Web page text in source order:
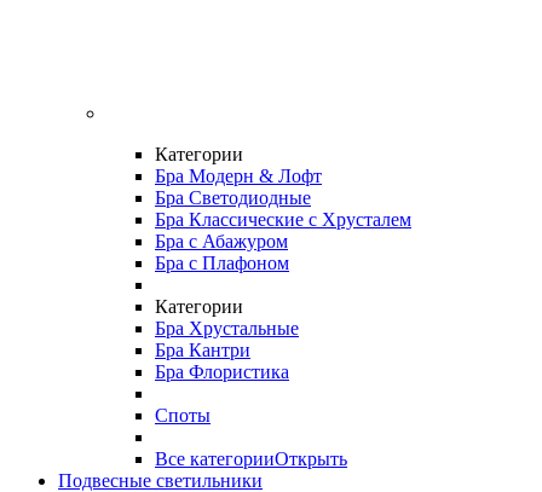
Категории
Бра Модерн & Лофт
Бра Светодиодные
Бра Классические с Хрусталем
Бра с Абажуром
Бра с Плафоном
Категории
Бра Хрустальные
Бра Кантри
Бра Флористика
Споты
Все категорииОткрыть
Подвесные светильники